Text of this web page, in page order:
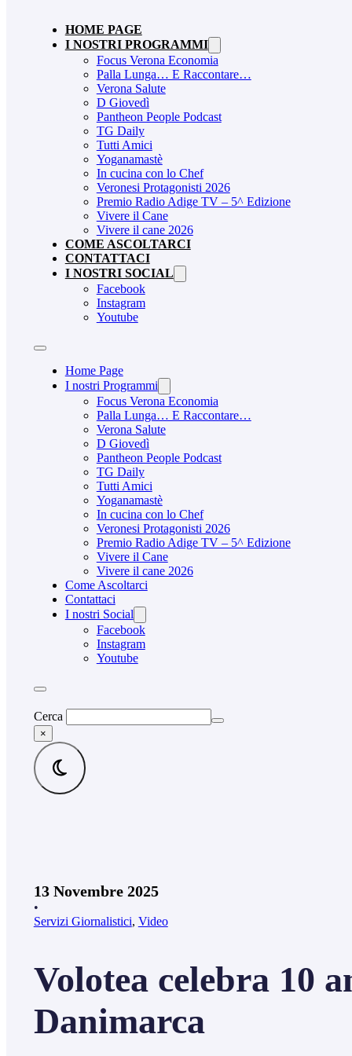
HOME PAGE
I NOSTRI PROGRAMMI
Focus Verona Economia
Palla Lunga… E Raccontare…
Verona Salute
D Giovedì
Pantheon People Podcast
TG Daily
Tutti Amici
Yoganamastè
In cucina con lo Chef
Veronesi Protagonisti 2026
Premio Radio Adige TV – 5^ Edizione
Vivere il Cane
Vivere il cane 2026
COME ASCOLTARCI
CONTATTACI
I NOSTRI SOCIAL
Facebook
Instagram
Youtube
Home Page
I nostri Programmi
Focus Verona Economia
Palla Lunga… E Raccontare…
Verona Salute
D Giovedì
Pantheon People Podcast
TG Daily
Tutti Amici
Yoganamastè
In cucina con lo Chef
Veronesi Protagonisti 2026
Premio Radio Adige TV – 5^ Edizione
Vivere il Cane
Vivere il cane 2026
Come Ascoltarci
Contattaci
I nostri Social
Facebook
Instagram
Youtube
Cerca
×
13 Novembre 2025
•
Servizi Giornalistici, Video
Volotea celebra 10
Danimarca